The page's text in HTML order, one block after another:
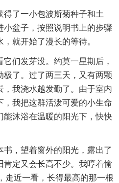
得了一小包波斯菊种子和土
盆子，按照说明书上的步骤
就开始了漫长的等待。
们发芽没。约莫一星期后，
极了。过了两三天，又有两颗
我浇水越发勤了。由于室内
我把这群活泼可爱的小生命
能沐浴在温暖的阳光下，快快
书，望着窗外的阳光，露出了
定又会长高不少。我哼着愉
走近一看，长得最高的那一根